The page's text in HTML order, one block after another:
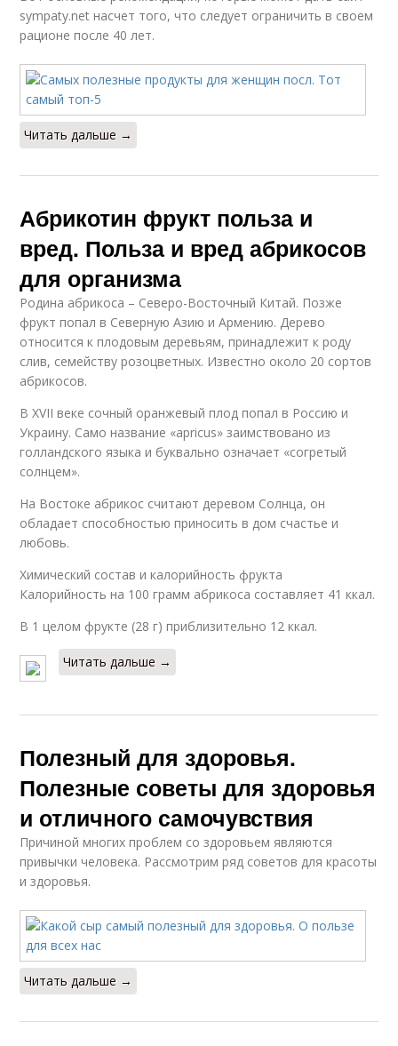
sympaty.net насчет того, что следует ограничить в своем
рационе после 40 лет.
Читать дальше →
Абрикотин фрукт польза и
вред. Польза и вред абрикосов
для организма
Родина абрикоса – Северо-Восточный Китай. Позже
фрукт попал в Северную Азию и Армению. Дерево
относится к плодовым деревьям, принадлежит к роду
слив, семейству розоцветных. Известно около 20 сортов
абрикосов.
В XVII веке сочный оранжевый плод попал в Россию и
Украину. Само название «apricus» заимствовано из
голландского языка и буквально означает «согретый
солнцем».
На Востоке абрикос считают деревом Солнца, он
обладает способностью приносить в дом счастье и
любовь.
Химический состав и калорийность фрукта
Калорийность на 100 грамм абрикоса составляет 41 ккал.
В 1 целом фрукте (28 г) приблизительно 12 ккал.
Читать дальше →
Полезный для здоровья.
Полезные советы для здоровья
и отличного самочувствия
Причиной многих проблем со здоровьем являются
привычки человека. Рассмотрим ряд советов для красоты
и здоровья.
Читать дальше →